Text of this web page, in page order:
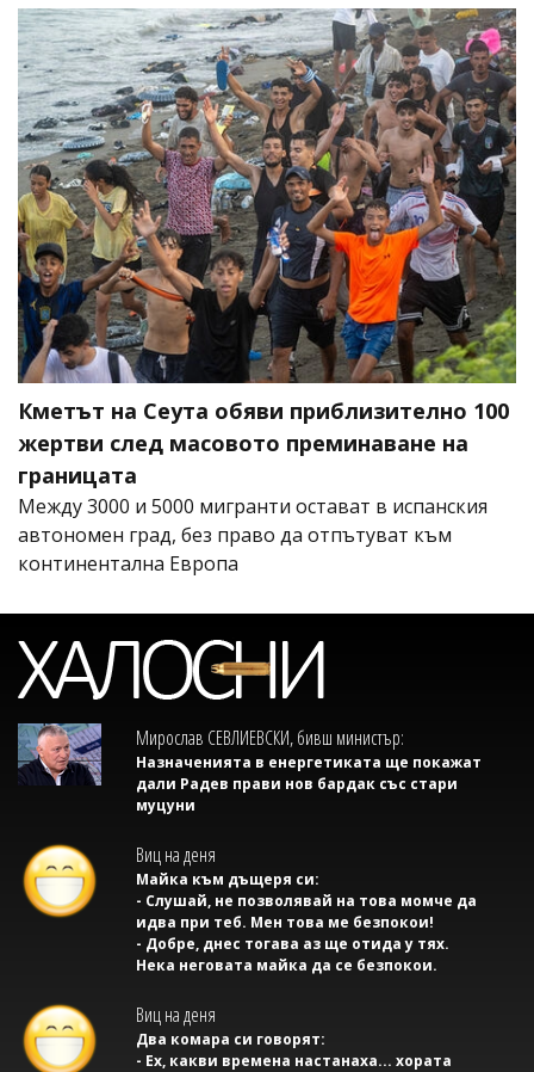
Кметът на Сеута обяви приблизително 100
жертви след масовото преминаване на
границата
Между 3000 и 5000 мигранти остават в испанския
автономен град, без право да отпътуват към
континентална Европа
Мирослав СЕВЛИЕВСКИ, бивш министър:
Назначенията в енергетиката ще покажат
дали Радев прави нов бардак със стари
муцуни
Виц на деня
Майка към дъщеря си:
- Слушай, не позволявай на това момче да
идва при теб. Мен това ме безпокои!
- Добре, днес тогава аз ще отида у тях.
Нека неговата майка да се безпокои.
Виц на деня
Два комара си говорят:
- Ех, какви времена настанаха... хората